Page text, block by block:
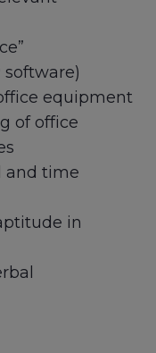
software)
equipment
of office
and time
in